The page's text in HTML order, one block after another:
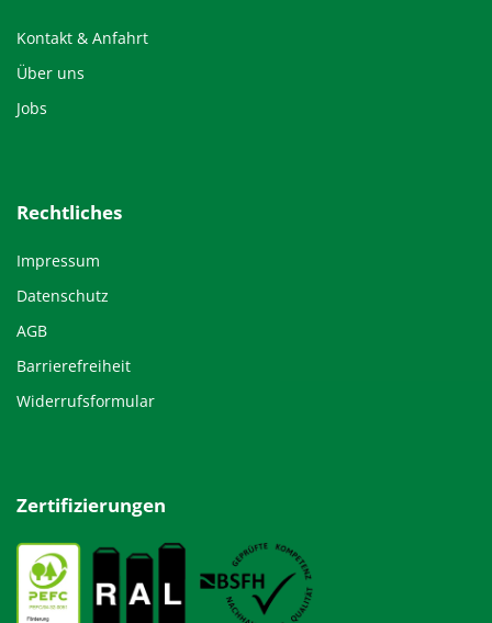
Kontakt & Anfahrt
Über uns
Jobs
Rechtliches
Impressum
Datenschutz
AGB
Barrierefreiheit
Widerrufsformular
Zertifizierungen